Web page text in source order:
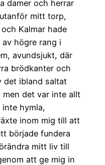
damer och herrar
mitt torp,
Kalmar hade
högre rang i
avundsjukt, där
brödkanter och
det ibland saltat
det var inte allt
hymla,
inom mig till att
började fundera
mitt liv till
att ge mig in